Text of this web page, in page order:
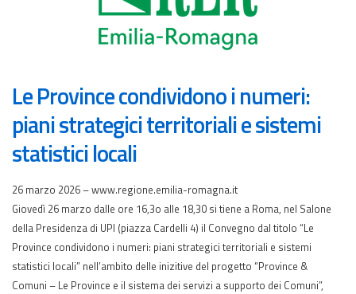
Le Province condividono i numeri:
piani strategici territoriali e sistemi
statistici locali
26 marzo 2026 – www.regione.emilia-romagna.it
Giovedì 26 marzo dalle ore 16,3o alle 18,30 si tiene a Roma, nel Salone
della Presidenza di UPI (piazza Cardelli 4) il Convegno dal titolo “Le
Province condividono i numeri: piani strategici territoriali e sistemi
statistici locali” nell’ambito delle inizitive del progetto “Province &
Comuni – Le Province e il sistema dei servizi a supporto dei Comuni”,